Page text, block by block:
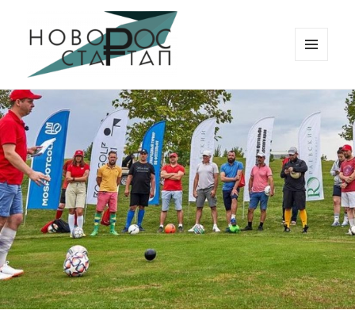
Новорос Стартап
ВИДЖЕТЫ